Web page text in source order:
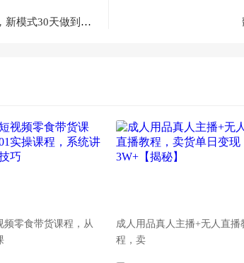
2023年京东无货源转型运营方案，新模式30天做到日销1万以上
频零食带货课程，从
成人用品真人主播+无人直播
程，卖